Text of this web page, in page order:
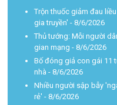
Trộn thuốc giảm đau
gia truyền' - 8/6/2026
Thủ tướng: Mỗi người
gian mạng - 8/6/2026
Bố đóng giả con gái 11
nhà - 8/6/2026
Nhiều người sập bẫy
rẻ' - 8/6/2026